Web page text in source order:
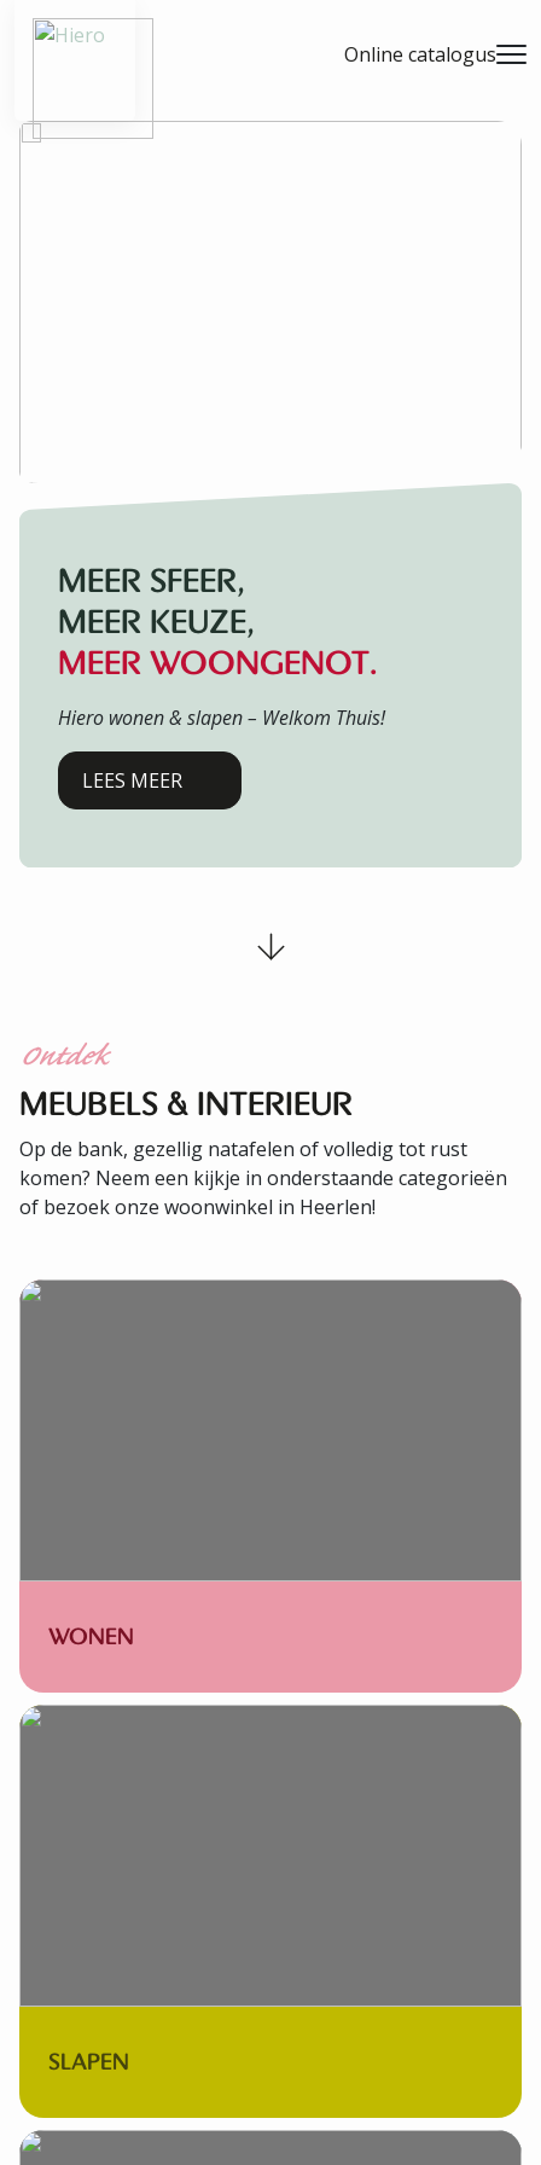
- Home pagina
Online catalogus
MEER SFEER,
MEER KEUZE,
MEER WOONGENOT.
Hiero wonen & slapen – Welkom Thuis!
LEES MEER
Ontdek
MEUBELS & INTERIEUR
Op de bank, gezellig natafelen of volledig tot rust
komen? Neem een kijkje in onderstaande categorieën
of bezoek onze woonwinkel in Heerlen!
WONEN
SLAPEN